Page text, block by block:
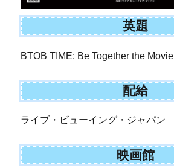
英題
BTOB TIME: Be Together the Movie
配給
ライブ・ビューイング・ジャパン
映画館